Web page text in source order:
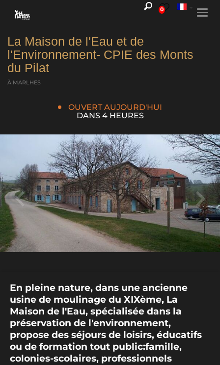
0
La Maison de l'Eau et de
l'Environnement- CPIE des Monts
du Pilat
À MARLHES
OUVERT AUJOURD'HUI
DANS 4 HEURES
En pleine nature, dans une ancienne
usine de moulinage du XIXème, La
Maison de l'Eau, spécialisée dans la
préservation de l'environnement,
propose des séjours de loisirs, éducatifs
ou de formation tout public:famille,
colonies-scolaires, professionnels